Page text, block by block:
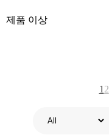
제품 이상
1 2